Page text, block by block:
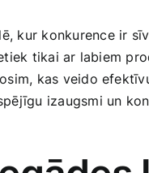
kur konkurence ir
tikai ar labiem
kas veido
izaugsmi un